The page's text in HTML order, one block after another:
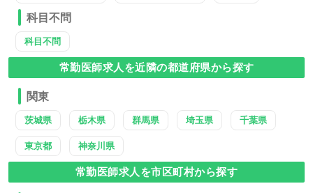
科目不問
科目不問
常勤医師求人を近隣の都道府県から探す
関東
茨城県 栃木県 群馬県 埼玉県 千葉県
東京都 神奈川県
常勤医師求人を市区町村から探す